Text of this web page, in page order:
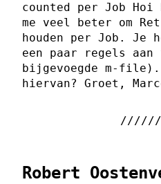
counted per Job
me veel beter om
houden per Job. Je
een paar regels
bijgevoegde m-
hiervan? Groet,
Robert